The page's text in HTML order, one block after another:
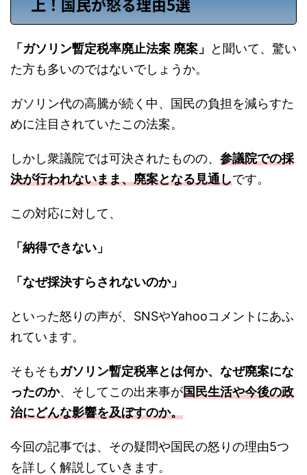
「ガソリン暫定税率廃止法案 廃案」
と聞いて、驚い
た方も多いのではないでしょうか。
ガソリン代の高騰が続く中、国民の負担を減らすた
めに注目されていたこの法案。
しかし衆議院では可決されたものの、 参議院での採
決が行われないまま、廃案となる見通しです。
この対応に対して、
「納得できない」
「なぜ採決すらされないのか」
といった怒りの声が、SNSやYahooコメントにあふ
れています。
そもそもガソリン暫定税率とは何か、なぜ廃案にな
ったのか、そしてこの出来事が国民生活や今後の政
治にどんな影響を及ぼすのか。
今回の記事では、その疑問や国民の怒りの理由5つ
を詳しく解説していきます。